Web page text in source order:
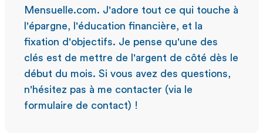
Mensuelle.com. J'adore tout ce qui touche à
l'épargne, l'éducation financière, et la
fixation d'objectifs. Je pense qu'une des
clés est de mettre de l'argent de côté dès le
début du mois. Si vous avez des questions,
n'hésitez pas à me contacter (via le
formulaire de contact) !